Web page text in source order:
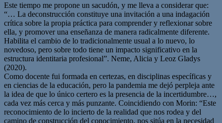
Este tiempo me propone un sacudón, y me lleva a considerar que:
“… La deconstrucción constituye una invitación a una indagación
crítica sobre la propia práctica para comprender y reflexionar sobre
ella, y promover una enseñanza de manera radicalmente diferente.
Habilita el cambio de lo tradicionalmente usual a lo nuevo, lo
novedoso, pero sobre todo tiene un impacto significativo en la
estructura identitaria profesional”. Neme, Alicia y Leoz Gladys
(2020).
Como docente fui formada en certezas, en disciplinas específicas y
en ciencias de la educación, pero la pandemia me dejó perpleja ante
la idea de que lo único certero es la presencia de la incertidumbre…,
cada vez más cerca y más punzante. Coincidiendo con Morin: “Este
reconocimiento de lo incierto de la realidad que nos rodea y del
camino de construcción del conocimiento, nos sitúa en la necesidad